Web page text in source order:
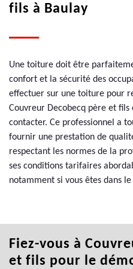
fils à Baulay
Une toiture doit être
confort et la sécurité des
effectuer sur une toiture pour
Couvreur Decobecq père et
contacter. Ce professionnel a
fournir une prestation de
respectant les normes de la
ses conditions tarifaires
notamment si vous êtes dans
Fiez-vous à
et fils pour le